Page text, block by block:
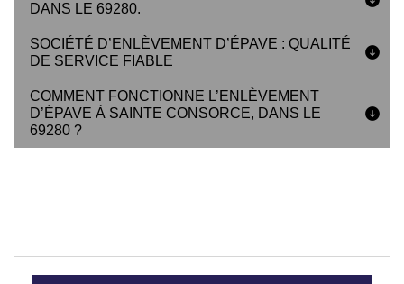
DANS LE 69280.
SOCIÉTÉ D’ENLÈVEMENT D’ÉPAVE : QUALITÉ
DE SERVICE FIABLE
COMMENT FONCTIONNE L’ENLÈVEMENT
D’ÉPAVE À SAINTE CONSORCE, DANS LE
69280 ?